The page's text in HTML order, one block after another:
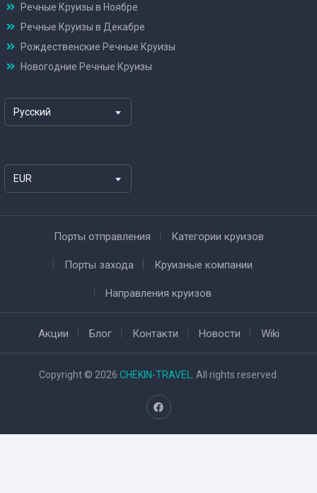
Речные Круизы в Ноябре
Речные Круизы в Декабре
Рождественские Речные Круизы
Новогодние Речные Круизы
Русский
EUR
Порты отправления Категории круизов
Порты захода Круизные компании
Направления круизов
Акции Блог Контакти Новости Wiki
Copyright © 2026 CHEKIN-TRAVEL . All rights reserved.